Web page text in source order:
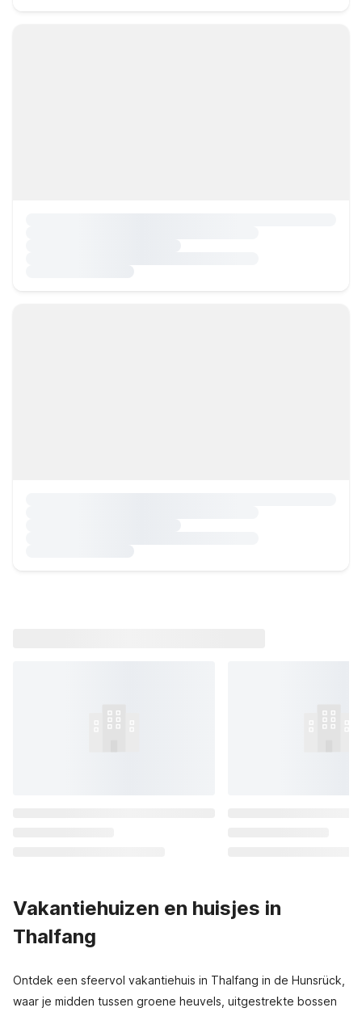
Vakantiehuizen en huisjes in
Thalfang
Ontdek een sfeervol vakantiehuis in Thalfang in de Hunsrück,
waar je midden tussen groene heuvels, uitgestrekte bossen